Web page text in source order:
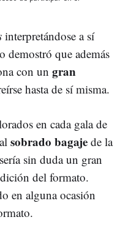
interpretándose a sí
demostró que además
con un gran
hasta de sí misma.
en cada gala de
sobrado bagaje de la
sin duda un gran
del formato.
en alguna ocasión